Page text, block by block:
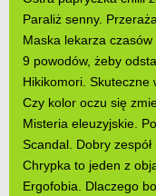
Paraliż senny.
Maska lekarza czasów
9 powodów, żeby
Hikikomori. Skuteczne
Czy kolor oczu się
Misteria eleuzyjskie.
Scandal. Dobry
Chrypka to jeden z
Ergofobia. Dlaczego